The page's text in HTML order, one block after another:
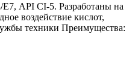
API CI-5. Разработаны на
воздействие кислот,
техники Преимущества: